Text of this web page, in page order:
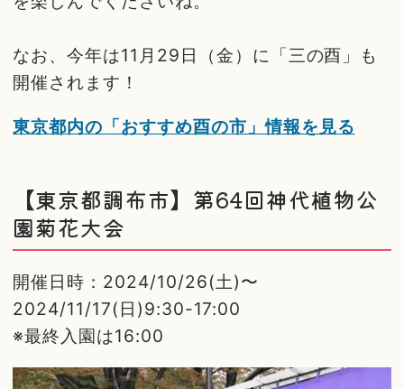
なお、今年は11月29日（金）に「三の酉」も
開催されます！
東京都内の「おすすめ酉の市」情報を見る
【東京都調布市】第64回神代植物公
園菊花大会
開催日時：2024/10/26(土)〜
2024/11/17(日)9:30-17:00
※最終入園は16:00